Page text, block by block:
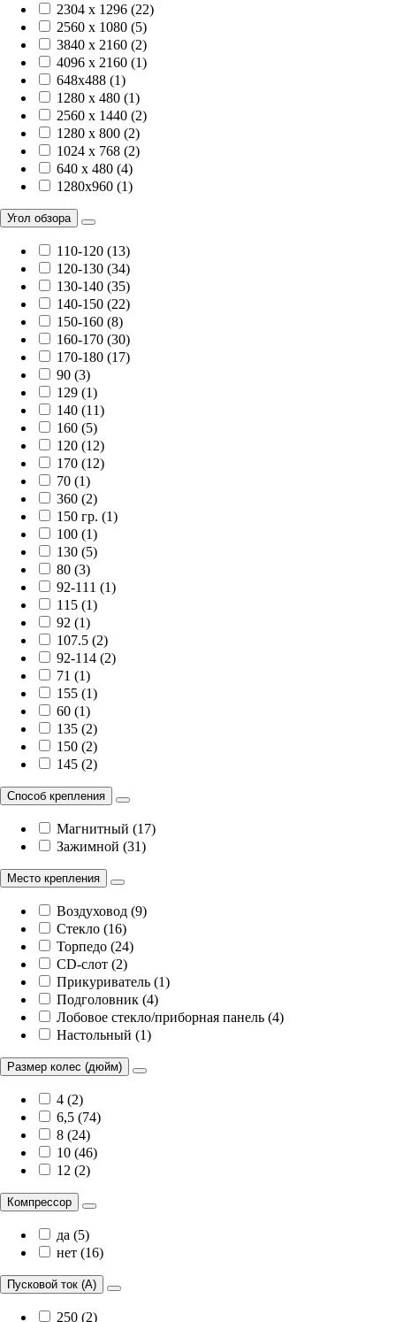
2304 x 1296 (22)
2560 x 1080 (5)
3840 х 2160 (2)
4096 х 2160 (1)
648x488 (1)
1280 x 480 (1)
2560 x 1440 (2)
1280 x 800 (2)
1024 x 768 (2)
640 x 480 (4)
1280x960 (1)
Угол обзора
110-120 (13)
120-130 (34)
130-140 (35)
140-150 (22)
150-160 (8)
160-170 (30)
170-180 (17)
90 (3)
129 (1)
140 (11)
160 (5)
120 (12)
170 (12)
70 (1)
360 (2)
150 гр. (1)
100 (1)
130 (5)
80 (3)
92-111 (1)
115 (1)
92 (1)
107.5 (2)
92-114 (2)
71 (1)
155 (1)
60 (1)
135 (2)
150 (2)
145 (2)
Способ крепления
Магнитный (17)
Зажимной (31)
Место крепления
Воздуховод (9)
Стекло (16)
Торпедо (24)
CD-слот (2)
Прикуриватель (1)
Подголовник (4)
Лобовое стекло/приборная панель (4)
Настольный (1)
Размер колес (дюйм)
4 (2)
6,5 (74)
8 (24)
10 (46)
12 (2)
Компрессор
да (5)
нет (16)
Пусковой ток (А)
250 (2)